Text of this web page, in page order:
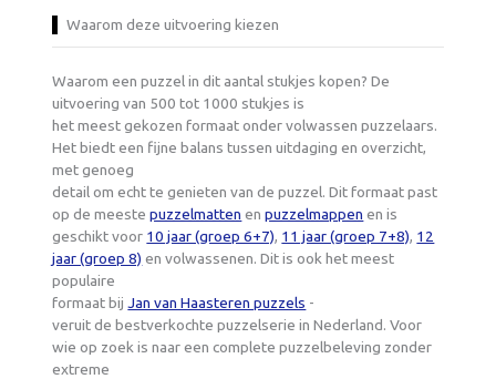
Waarom deze uitvoering kiezen
Waarom een puzzel in dit aantal stukjes kopen? De
uitvoering van 500 tot 1000 stukjes is
het meest gekozen formaat onder volwassen puzzelaars.
Het biedt een fijne balans tussen uitdaging en overzicht,
met genoeg
detail om echt te genieten van de puzzel. Dit formaat past
op de meestepuzzelmatten enpuzzelmappen en is
geschikt voor 10 jaar (groep 6+7), 11 jaar (groep 7+8), 12
jaar (groep 8) en volwassenen. Dit is ook het meest
populaire
formaat bijJan van Haasteren puzzels -
veruit de bestverkochte puzzelserie in Nederland. Voor
wie op zoek is naar een complete puzzelbeleving zonder
extreme